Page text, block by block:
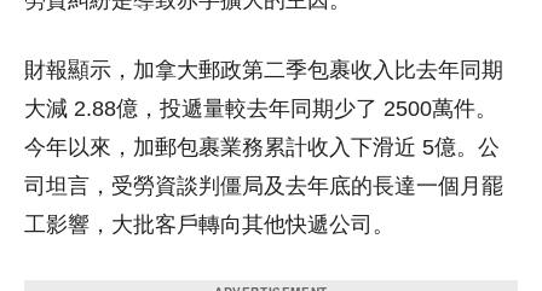
財報顯示，加拿大郵政第二季包裹收入比去年同期
大減 2.88億，投遞量較去年同期少了 2500萬件。
今年以來，加郵包裹業務累計收入下滑近 5億。公
司坦言，受勞資談判僵局及去年底的長達一個月罷
工影響，大批客戶轉向其他快遞公司。